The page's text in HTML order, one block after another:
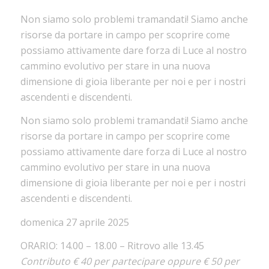
Non siamo solo problemi tramandati! Siamo anche
risorse da portare in campo per scoprire come
possiamo attivamente dare forza di Luce al nostro
cammino evolutivo per stare in una nuova
dimensione di gioia liberante per noi e per i nostri
ascendenti e discendenti.
Non siamo solo problemi tramandati! Siamo anche
risorse da portare in campo per scoprire come
possiamo attivamente dare forza di Luce al nostro
cammino evolutivo per stare in una nuova
dimensione di gioia liberante per noi e per i nostri
ascendenti e discendenti.
domenica 27 aprile 2025
ORARIO: 14.00 – 18.00 – Ritrovo alle 13.45
Contributo € 40 per partecipare oppure € 50 per